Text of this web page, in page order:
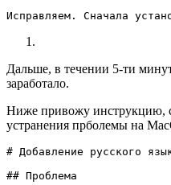
Исправляем. Сначала
Дальше, в течении 5-ти
заработало.
Ниже привожу инструкцию,
устранения прболемы на
# Добавление русского
## Проблема